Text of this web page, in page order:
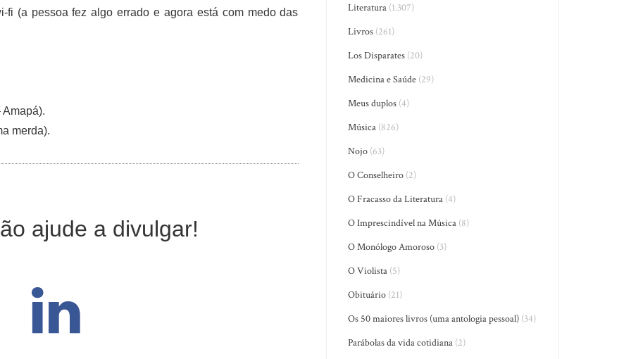
(a pessoa fez algo errado e agora está com medo das
merda).
ajude a divulgar!
Literatura (1.307)
Livros (261)
Los Disparates (20)
Medicina e Saúde (29)
Meus duplos (4)
Música (826)
Nojo (63)
O Conselheiro (2)
O Fracasso da Literatura (4)
O Imprescindível na Música (8)
O Monólogo Amoroso (3)
O Violista (5)
Obituário (21)
Os 50 maiores livros (uma antologia pessoal) (34)
Parábolas da vida cotidiana (2)